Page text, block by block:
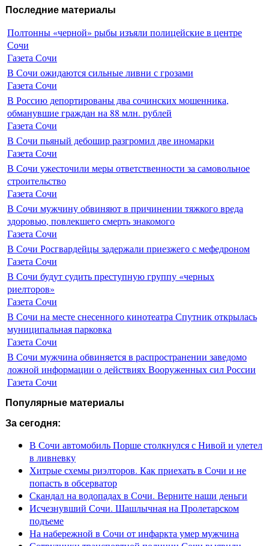
Последние материалы
Полтонны «черной» рыбы изъяли полицейские в центре
Сочи
Газета Сочи
В Сочи ожидаются сильные ливни с грозами
Газета Сочи
В Россию депортированы два сочинских мошенника,
обманувшие граждан на 88 млн. рублей
Газета Сочи
В Сочи пьяный дебошир разгромил две иномарки
Газета Сочи
В Сочи ужесточили меры ответственности за самовольное
строительство
Газета Сочи
В Сочи мужчину обвиняют в причинении тяжкого вреда
здоровью, повлекшего смерть знакомого
Газета Сочи
В Сочи Росгвардейцы задержали приезжего с мефедроном
Газета Сочи
В Сочи будут судить преступную группу «черных
риелторов»
Газета Сочи
В Сочи на месте снесенного кинотеатра Спутник открылась
муниципальная парковка
Газета Сочи
В Сочи мужчина обвиняется в распространении заведомо
ложной информации о действиях Вооруженных сил России
Газета Сочи
Популярные материалы
За сегодня:
В Сочи автомобиль Порше столкнулся с Нивой и улетел
в ливневку
Хитрые схемы риэлторов. Как приехать в Сочи и не
попасть в обсерватор
Скандал на водопадах в Сочи. Верните наши деньги
Исчезнувший Сочи. Шашлычная на Пролетарском
подъеме
На набережной в Сочи от инфаркта умер мужчина